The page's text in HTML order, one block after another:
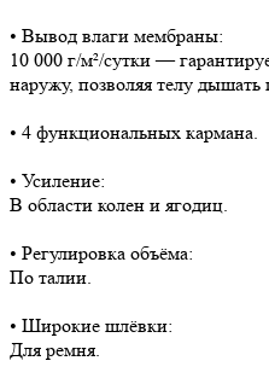
• Вывод влаги мембраны:
10 000 г/м²/сутки —
наружу, позволяя телу дышать
• 4 функциональных кармана.
• Усиление:
В области колен и ягодиц.
• Регулировка объёма:
По талии.
• Широкие шлёвки:
Для ремня.